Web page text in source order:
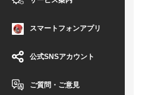
スマートフォンアプリ
公式SNSアカウント
ご質問・ご意見